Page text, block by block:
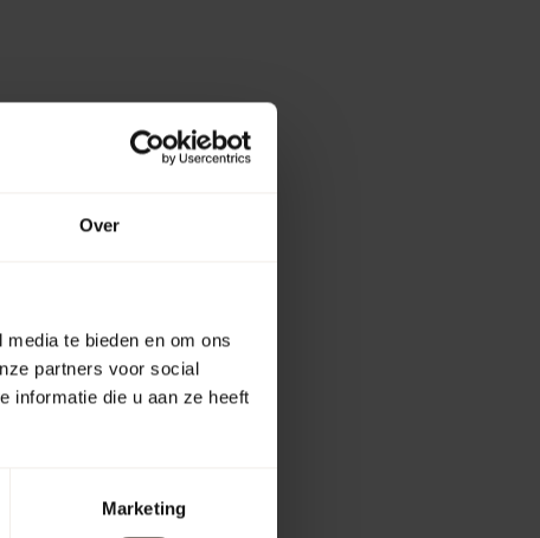
Over
te bieden en om ons
partners voor social
informatie die u aan ze heeft
Marketing